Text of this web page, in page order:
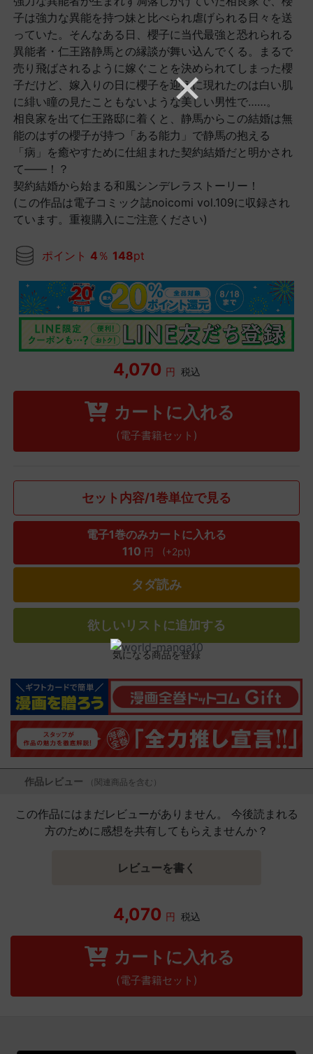
子は強力な異能を持つ妹と比べられ虐げられる日々を送
っていた。そんなある日、櫻子に当代最強と恐れられる
異能者・仁王路静馬との縁談が舞い込んでくる。まるで
売り飛ばされるように嫁ぐことを決められてしまった櫻
子だけど、嫁入りの日に櫻子を迎えに現れたのは白い肌
に緋い瞳の見たこともないような美しい男性で……。
相良家を出て仁王路邸に着くと、静馬からこの結婚は無
能のはずの櫻子が持つ「ある能力」で静馬の抱える
「病」を癒やすために仕組まれた契約結婚だと明かされ
て――！？
契約結婚から始まる和風シンデレラストーリー！
(この作品は電子コミック誌noicomi vol.109に収録され
ています。重複購入にご注意ください)
ポイント 4 ％ 148pt
4,070 円 税込
カートに入れる
(電子書籍セット)
セット内容/1巻単位で見る
電子1巻のみカートに入れる
110 円 (+2pt)
タダ読み
欲しいリストに追加する
気になる商品を登録
作品レビュー （関連商品を含む）
この作品にはまだレビューがありません。 今後読まれる
方のために感想を共有してもらえませんか？
レビューを書く
4,070 円 税込
カートに入れる
(電子書籍セット)